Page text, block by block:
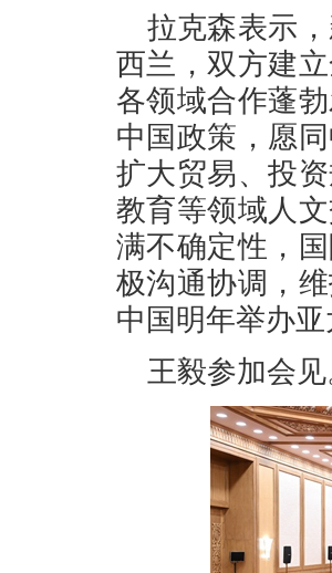
拉克森表示
西兰，双方建
各领域合作蓬
中国政策，愿
扩大贸易、投
教育等领域人
满不确定性，
极沟通协调，
中国明年举办
王毅参加会见